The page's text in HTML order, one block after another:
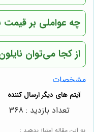
چه عواملی بر قیمت
از کجا می‌توان
مشخصات
به این مقاله امتیاز بدهید :
تعداد بازدید : 368